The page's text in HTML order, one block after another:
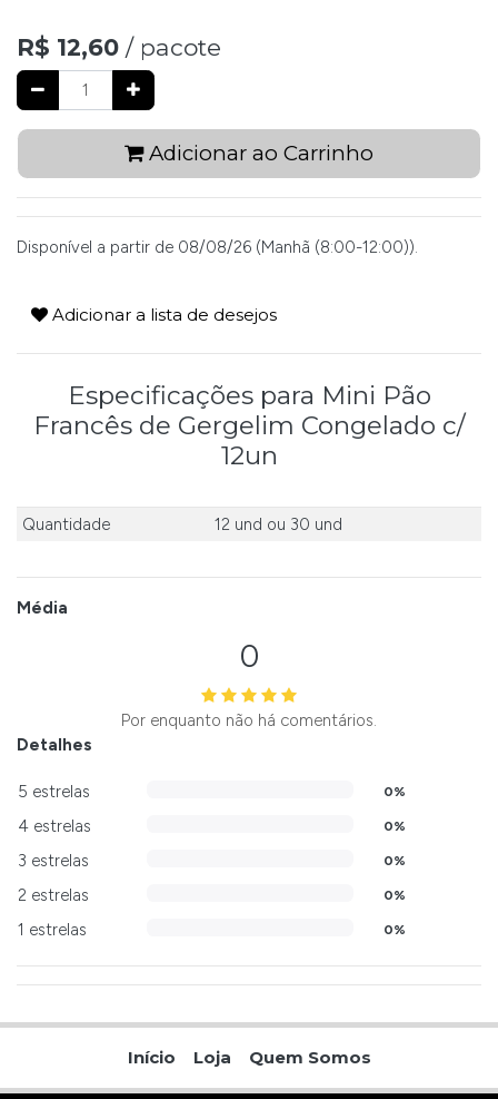
R$ 12,60 / pacote
Adicionar ao Carrinho
Disponível a partir de 08/08/26 (Manhã (8:00-12:00)).
Adicionar a lista de desejos
Especificações para Mini Pão
Francês de Gergelim Congelado c/
12un
Quantidade 12 und ou 30 und
Média
0
Por enquanto não há comentários.
Detalhes
5 estrelas 0%
4 estrelas 0%
3 estrelas 0%
2 estrelas 0%
1 estrelas 0%
Início Loja Quem Somos